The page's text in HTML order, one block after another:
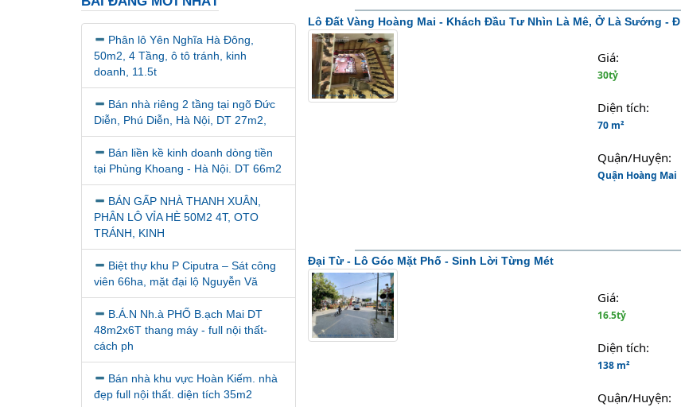
Phân lô Yên Nghĩa Hà Đông,
50m2, 4 Tầng, ô tô tránh, kinh
doanh, 11.5t
Bán nhà riêng 2 tầng tại ngõ Đức
Diễn, Phú Diễn, Hà Nội, DT 27m2,
Bán liền kề kinh doanh dòng tiền
tại Phùng Khoang - Hà Nội. DT 66m2
BÁN GẤP NHÀ THANH XUÂN,
PHÂN LÔ VỈA HÈ 50M2 4T, OTO
TRÁNH, KINH
Biệt thự khu P Ciputra – Sát công
viên 66ha, mặt đại lộ Nguyễn Vă
B.Á.N Nh.à PHỐ B.ạch Mai DT
48m2x6T thang máy - full nội thất-
cách ph
Bán nhà khu vực Hoàn Kiếm. nhà
đẹp full nội thất. diện tích 35m2
Lô Đất Vàng Hoàng Mai - Khách Đầu Tư Nhìn Là Mê, Ở Là Sướng - Đ
Giá:
30tỷ
Diện tích:
70 m²
Quận/Huyện:
Quận Hoàng Mai
Đại Từ - Lô Góc Mặt Phố - Sinh Lời Từng Mét
Giá:
16.5tỷ
Diện tích:
138 m²
Quận/Huyện: